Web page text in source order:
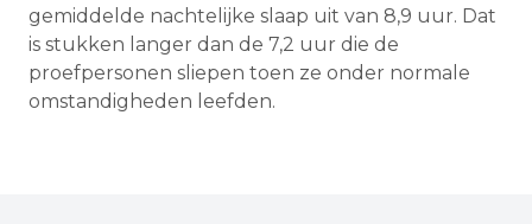
gemiddelde nachtelijke slaap uit van 8,9 uur. Dat
is stukken langer dan de 7,2 uur die de
proefpersonen sliepen toen ze onder normale
omstandigheden leefden.